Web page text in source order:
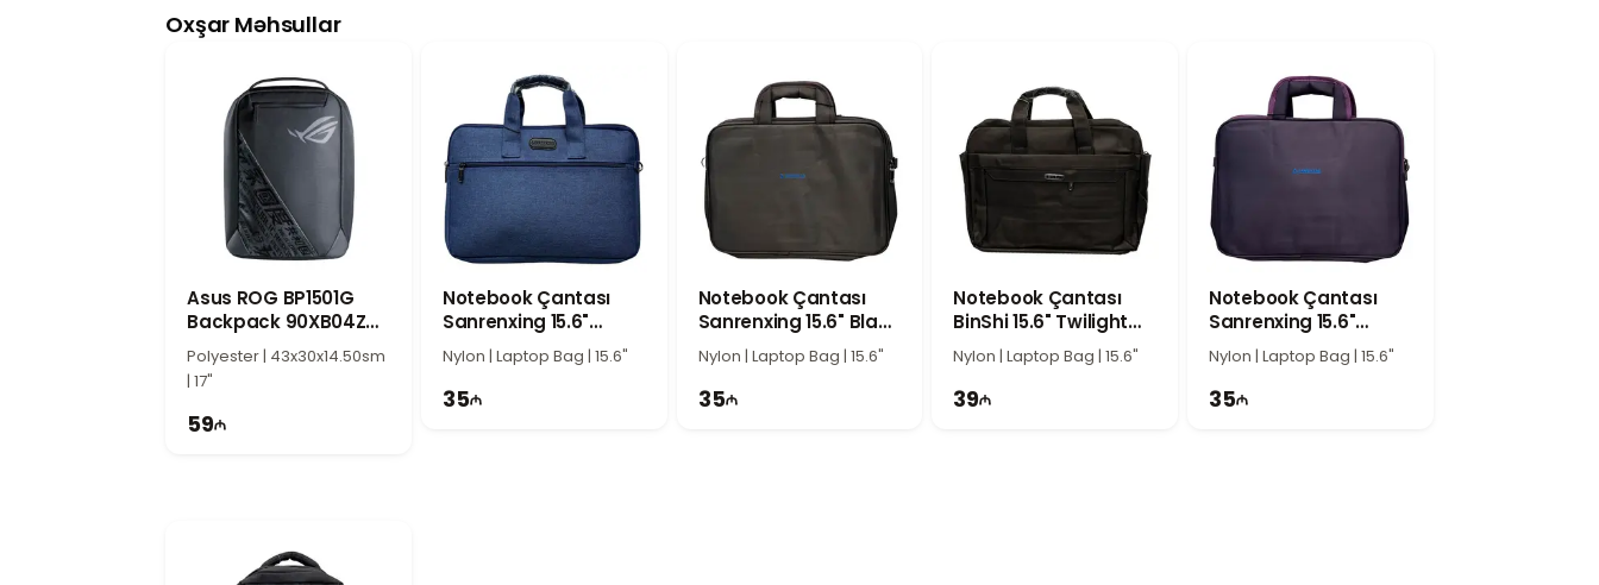
Trust Lisoba 16" Laptop Sleeve noutbuku cızıqlardan, tozdan və gündəlik istifadə zamanı yarana biləcək xırda zədələrdən qorumaq üçün
16 Düymlük Noutbuklar üçün Uyğundur
Bu laptop sleeve modeli maksimum 16" ölçülü noutbuklar üçün nəzərdə tutulub. 40 × 30 sm ölçüləri sayəsində cihaz rahat şəkildə
yerləşdirilir və çantanın kompakt forması qorunur. Artıq həcm yaratmadan effektiv qoruma təqdim edir.
Yüngül və Rahat İstifadə
Trust Lisoba Laptop Sleeve Green ev, ofis, universitet və səfərlər zamanı istifadə üçün uyğundur. İncə və yüngül dizaynı sayəsində çantanı
asanlıqla bel çantasına, notebook çantasına və ya portfelə yerləşdirmək mümkündür.
Funksional və Stil Sahibi Notebook Sleeve
Trust Lisoba 16" Laptop Sleeve Green 25247 praktik quruluşu, kompakt ölçüləri və etibarlı qoruması ilə seçilir. 16 düymlük noutbuk üçün
keyfiyyətli, rahat və gündəlik istifadəyə uyğun qoruyucu çanta axtaran istifadəçilər üçün ideal seçimdir.
Oxşar Məhsullar
Asus ROG BP1501G
Backpack 90XB04ZN-
BBP020
Polyester | 43x30x14.50sm
| 17"
59
Notebook Çantası
Sanrenxing 15.6"
Wizard
Nylon | Laptop Bag | 15.6"
35
Notebook Çantası
Sanrenxing 15.6" Black
Truffle
Nylon | Laptop Bag | 15.6"
35
Notebook Çantası
BinShi 15.6" Twilight
Zone
Nylon | Laptop Bag | 15.6"
39
Notebook Çantası
Sanrenxing 15.6"
Italian Grape
Nylon | Laptop Bag | 15.6"
35